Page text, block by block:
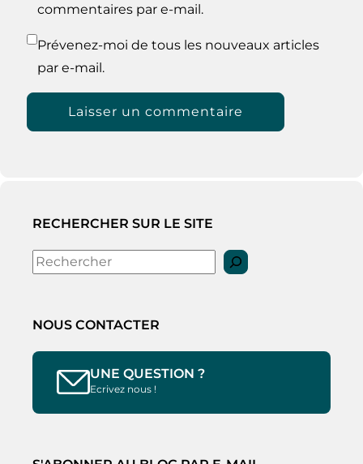
commentaires par e-mail.
Prévenez-moi de tous les nouveaux articles
par e-mail.
RECHERCHER SUR LE SITE
Rechercher
NOUS CONTACTER
UNE QUESTION ?
Ecrivez nous !